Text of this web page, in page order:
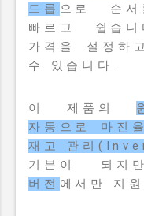
드롭 으로 순
빠르고 쉽습
가격을 설정하
수 있습니다.
이 제품의
자동으로 마진율
재고 관리
기본이 되
버전 에서만 지